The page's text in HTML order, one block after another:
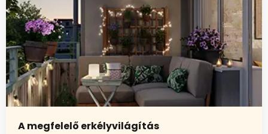
A megfelelő erkélyvilágítás